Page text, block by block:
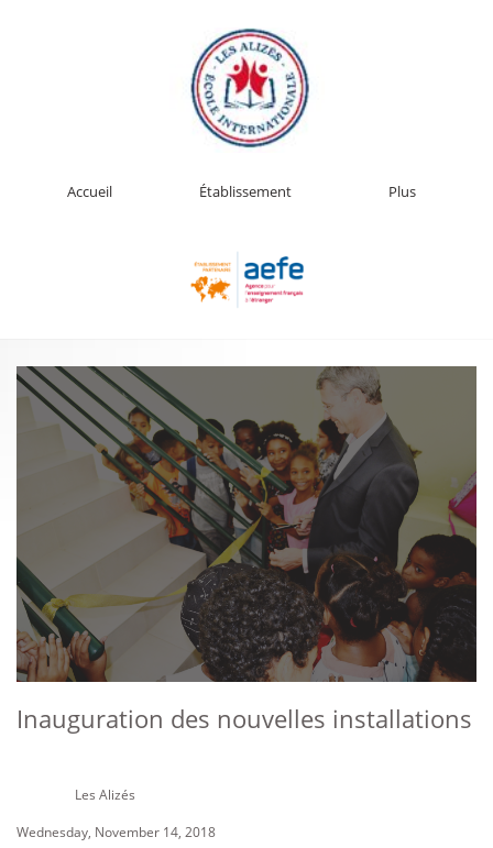
Accueil Établissement Plus
Inauguration des nouvelles installations
Les Alizés
Wednesday, November 14, 2018